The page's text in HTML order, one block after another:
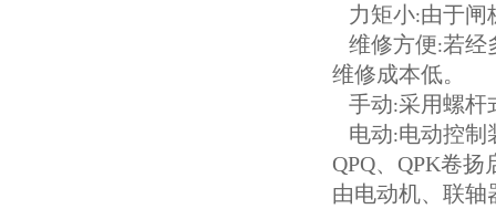
力矩小:由于闸
维修方便:若经
维修成本低。
手动:采用螺杆
电动:电动控制
QPQ、QPK卷
由电动机、联轴